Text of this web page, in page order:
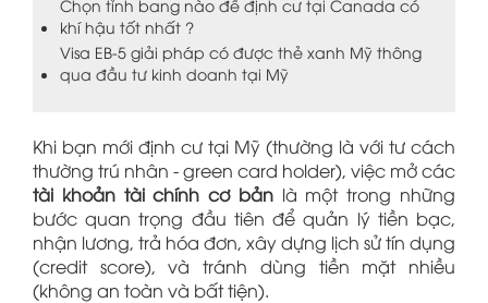
Chọn tỉnh bang nào để định cư tại Canada có
khí hậu tốt nhất ?
Visa EB-5 giải pháp có được thẻ xanh Mỹ thông
qua đầu tư kinh doanh tại Mỹ
Khi bạn mới định cư tại Mỹ (thường là với tư cách
thường trú nhân - green card holder), việc mở các
tài khoản tài chính cơ bảnlà một trong những
bước quan trọng đầu tiên để quản lý tiền bạc,
nhận lương, trả hóa đơn, xây dựng lịch sử tín dụng
(credit score), và tránh dùng tiền mặt nhiều
(không an toàn và bất tiện).